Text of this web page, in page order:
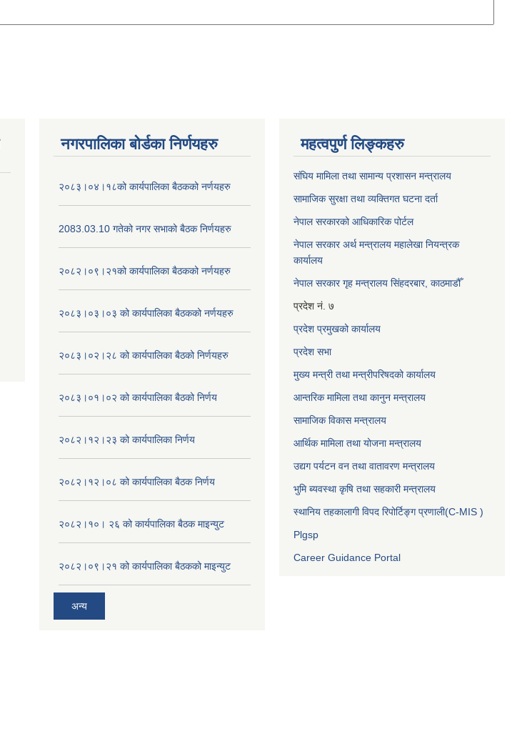
नगरपालिका बोर्डका निर्णयहरु
२०८३।०४।१८को कार्यपालिका बैठकको नर्णयहरु
2083.03.10 गतेको नगर सभाको बैठक निर्णयहरु
२०८२।०९।२१को कार्यपालिका बैठकको नर्णयहरु
२०८३।०३।०३ को कार्यपालिका बैठकको नर्णयहरु
२०८३।०२।२८ को कार्यपालिका बैठको निर्णयहरु
२०८३।०१।०२ को कार्यपालिका बैठको निर्णय
२०८२।१२।२३ को कार्यपालिका निर्णय
२०८२।१२।०८ को कार्यपालिका बैठक निर्णय
२०८२।१०। २६ को कार्यपालिका बैठक माइन्युट
२०८२।०९।२१ को कार्यपालिका बैठकको माइन्युट
अन्य
महत्वपुर्ण लिङ्कहरु
संघिय मामिला तथा सामान्य प्रशासन मन्त्रालय
सामाजिक सुरक्षा तथा व्यक्तिगत घटना दर्ता
नेपाल सरकारको आधिकारिक पोर्टल
नेपाल सरकार अर्थ मन्त्रालय महालेखा नियन्त्रक
कार्यालय
नेपाल सरकार गृह मन्त्रालय सिंहदरबार, काठमाडौँ
प्रदेश नं. ७
प्रदेश प्रमुखको कार्यालय
प्रदेश सभा
मुख्य मन्त्री तथा मन्त्रीपरिषदको कार्यालय
आन्तरिक मामिला तथा कानुन मन्त्रालय
सामाजिक विकास मन्त्रालय
आर्थिक मामिला तथा योजना मन्त्रालय
उद्यग पर्यटन वन तथा वातावरण मन्त्रालय
भुमि ब्यवस्था कृषि तथा सहकारी मन्त्रालय
स्थानिय तहकालागी विपद रिपोर्टिङ्ग प्रणाली(C-MIS )
Plgsp
Career Guidance Portal